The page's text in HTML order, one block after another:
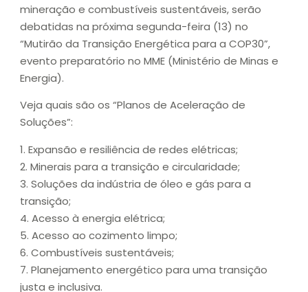
mineração e combustíveis sustentáveis, serão
debatidas na próxima segunda-feira (13) no
“Mutirão da Transição Energética para a COP30”,
evento preparatório no MME (Ministério de Minas e
Energia).
Veja quais são os “Planos de Aceleração de
Soluções”:
1.⁠ ⁠Expansão e resiliência de redes elétricas;
2.⁠ ⁠Minerais para a transição e circularidade;
3.⁠ ⁠Soluções da indústria de óleo e gás para a
transição;
4.⁠ ⁠Acesso à energia elétrica;
5.⁠ ⁠Acesso ao cozimento limpo;
6.⁠ ⁠Combustíveis sustentáveis;
7.⁠ ⁠Planejamento energético para uma transição
justa e inclusiva.